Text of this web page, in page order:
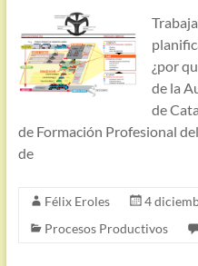
¿por
de la
de
de Formación Profesional
de
Félix Eroles
4
Procesos Productivos